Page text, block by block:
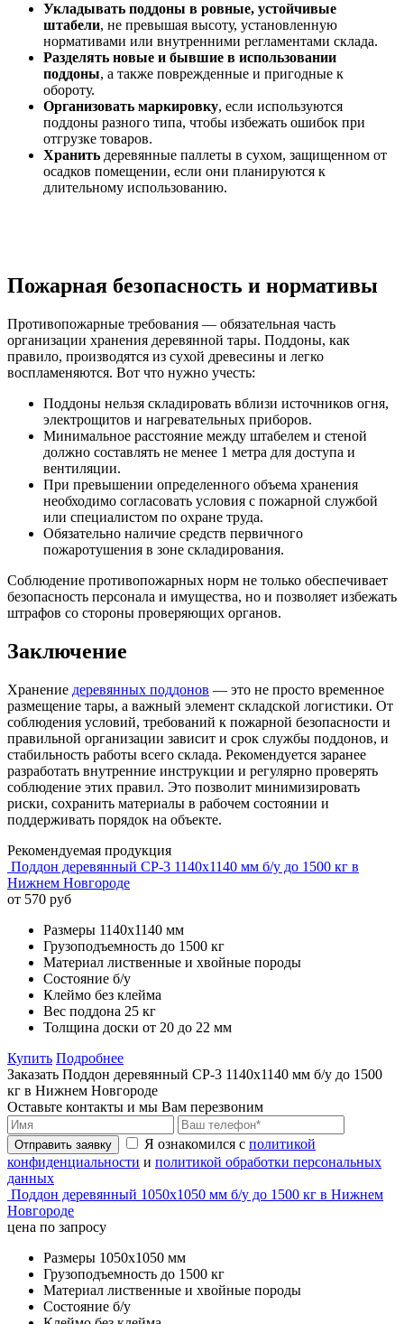
Укладывать поддоны в ровные, устойчивые
штабели, не превышая высоту, установленную
нормативами или внутренними регламентами склада.
Разделять новые и бывшие в использовании
поддоны, а также поврежденные и пригодные к
обороту.
Организовать маркировку, если используются
поддоны разного типа, чтобы избежать ошибок при
отгрузке товаров.
Хранить деревянные паллеты в сухом, защищенном от
осадков помещении, если они планируются к
длительному использованию.
Пожарная безопасность и нормативы
Противопожарные требования — обязательная часть
организации хранения деревянной тары. Поддоны, как
правило, производятся из сухой древесины и легко
воспламеняются. Вот что нужно учесть:
Поддоны нельзя складировать вблизи источников огня,
электрощитов и нагревательных приборов.
Минимальное расстояние между штабелем и стеной
должно составлять не менее 1 метра для доступа и
вентиляции.
При превышении определенного объема хранения
необходимо согласовать условия с пожарной службой
или специалистом по охране труда.
Обязательно наличие средств первичного
пожаротушения в зоне складирования.
Соблюдение противопожарных норм не только обеспечивает
безопасность персонала и имущества, но и позволяет избежать
штрафов со стороны проверяющих органов.
Заключение
Хранение деревянных поддонов — это не просто временное
размещение тары, а важный элемент складской логистики. От
соблюдения условий, требований к пожарной безопасности и
правильной организации зависит и срок службы поддонов, и
стабильность работы всего склада. Рекомендуется заранее
разработать внутренние инструкции и регулярно проверять
соблюдение этих правил. Это позволит минимизировать
риски, сохранить материалы в рабочем состоянии и
поддерживать порядок на объекте.
Рекомендуемая продукция
Поддон деревянный CP-3 1140х1140 мм б/у до 1500 кг в
Нижнем Новгороде
от 570 руб
Размеры 1140х1140 мм
Грузоподъемность до 1500 кг
Материал лиственные и хвойные породы
Состояние б/у
Клеймо без клейма
Вес поддона 25 кг
Толщина доски от 20 до 22 мм
Купить Подробнее
Заказать Поддон деревянный CP-3 1140х1140 мм б/у до 1500
кг в Нижнем Новгороде
Оставьте контакты и мы Вам перезвоним
Отправить заявку Я ознакомился с политикой
конфиденциальности и политикой обработки персональных
данных
Поддон деревянный 1050х1050 мм б/у до 1500 кг в Нижнем
Новгороде
цена по запросу
Размеры 1050х1050 мм
Грузоподъемность до 1500 кг
Материал лиственные и хвойные породы
Состояние б/у